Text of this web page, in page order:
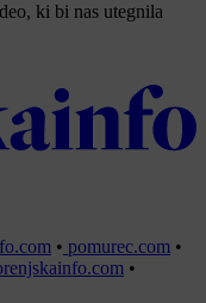
ki bi nas utegnila
• pomurec.com •
•